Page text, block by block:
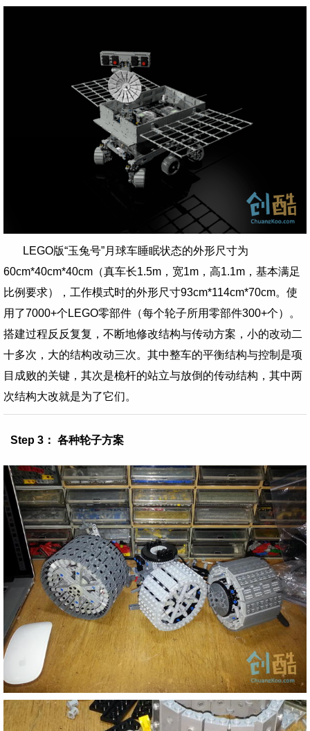
LEGO版“玉兔号”月球车睡眠状态的外形尺寸为
60cm*40cm*40cm（真车长1.5m，宽1m，高1.1m，基本满足
比例要求），工作模式时的外形尺寸93cm*114cm*70cm。使
用了7000+个LEGO零部件（每个轮子所用零部件300+个）。
搭建过程反反复复，不断地修改结构与传动方案，小的改动二
十多次，大的结构改动三次。其中整车的平衡结构与控制是项
目成败的关键，其次是桅杆的站立与放倒的传动结构，其中两
次结构大改就是为了它们。
Step 3： 各种轮子方案